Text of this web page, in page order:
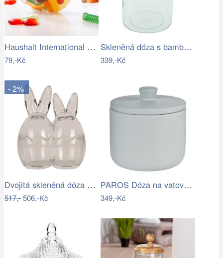
Haushalt International Skleněná dóza na…
79,-Kč
Skleněná dóza s bambusovým víkem - Ø14…
339,-Kč
- 2%
Dvojitá skleněná dóza s víkem ve tvaru…
517,-506,-Kč
PAROS Dóza na vatové tampony 300 ml -…
349,-Kč